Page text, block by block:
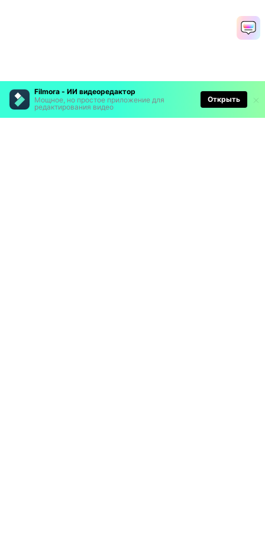
Filmora - ИИ видеоредактор
Мощное, но простое приложение для
редактирования видео
Открыть